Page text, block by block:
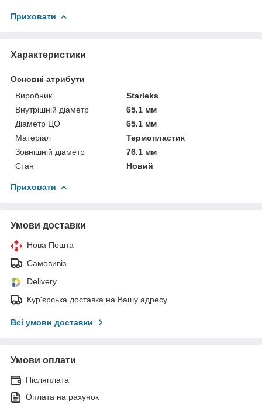
Приховати
Характеристики
Основні атрибути
Виробник
Starleks
Внутрішній діаметр
65.1 мм
Діаметр ЦО
65.1 мм
Матеріал
Термопластик
Зовнішній діаметр
76.1 мм
Стан
Новий
Приховати
Умови доставки
Нова Пошта
Самовивіз
Delivery
Кур'єрська доставка на Вашу адресу
Всі умови доставки
Умови оплати
Післяплата
Оплата на рахунок